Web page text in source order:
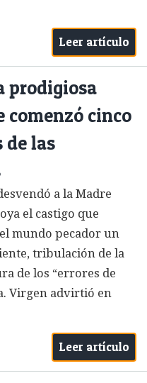
Leer artículo
prodigiosa
comenzó cinco
de las
a la Madre
el castigo que
mundo pecador un
tribulación de la
de los “errores de
Virgen advirtió en
Leer artículo